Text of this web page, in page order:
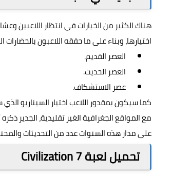
هناك الكثير من الخيارات في انتظار اللاعبين
اختيارها، وبناء على ما حققه اللاعبون
العصر القديم.
العصر الحديث.
عصر الاستشكاف.
كما سيكون بمقدور اللاعب اختيار السيناريو
على مدار هذه السنوات عدد من التحديثات
تحميل لعبة Civilization 7